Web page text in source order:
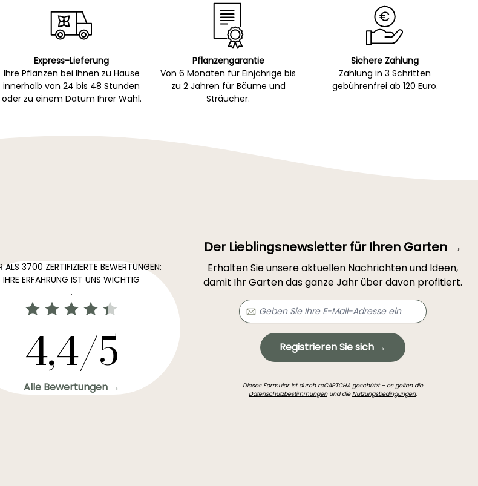
Express-Lieferung
Ihre Pflanzen bei Ihnen zu Hause
innerhalb von 24 bis 48 Stunden
oder zu einem Datum Ihrer Wahl.
Pflanzengarantie
Von 6 Monaten für Einjährige bis
zu 2 Jahren für Bäume und
Sträucher.
Sichere Zahlung
Zahlung in 3 Schritten
gebührenfrei ab 120 Euro.
ALS 3700 ZERTIFIZIERTE BEWERTUNGEN:
IHRE ERFAHRUNG IST UNS WICHTIG
.
4,4/5
Alle Bewertungen →
Der Lieblingsnewsletter für Ihren Garten →
Erhalten Sie unsere aktuellen Nachrichten und Ideen,
damit Ihr Garten das ganze Jahr über davon profitiert.
Registrieren Sie sich →
Dieses Formular ist durch reCAPTCHA geschützt – es gelten die
Datenschutzbestimmungenund dieNutzungsbedingungen.